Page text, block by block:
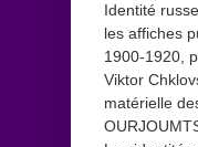
Identité
les affiches
1900-1920,
Viktor
matérielle